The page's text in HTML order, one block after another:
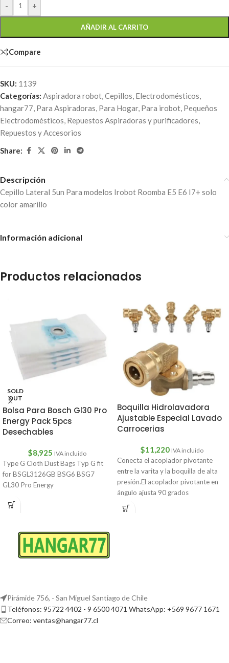
- +
AÑADIR AL CARRITO
Compare
SKU: 1139
Categorías: Aspiradora robot,Cepillos, Electrodomésticos,
hangar77, Para Aspiradoras, Para Hogar, Para irobot, Pequeños
Electrodomésticos, Repuestos Aspiradoras y purificadores,
Repuestos y Accesorios
Share:
Descripción
Cepillo Lateral 5un Para modelos Irobot Roomba E5 E6 I7+ solo
color amarillo
Información adicional
Productos relacionados
SOLD
OUT
Bolsa Para Bosch Gl30 Pro
Energy Pack 5pcs
Desechables
$8,925 IVA incluido
Type G Cloth Dust Bags Typ G fit
for BSGL3126GB BSG6 BSG7
GL30 Pro Energy
Boquilla Hidrolavadora
Ajustable Especial Lavado
Carrocerias
$11,220 IVA incluido
Conecta el acoplador pivotante
entre la varita y la boquilla de alta
presión.El acoplador pivotante en
ángulo ajusta 90 grados
Pirámide 756, - San Miguel Santiago de Chile
Teléfonos: 95722 4402 - 9 6500 4071 WhatsApp: +569 9677 1671
Correo: ventas@hangar77.cl